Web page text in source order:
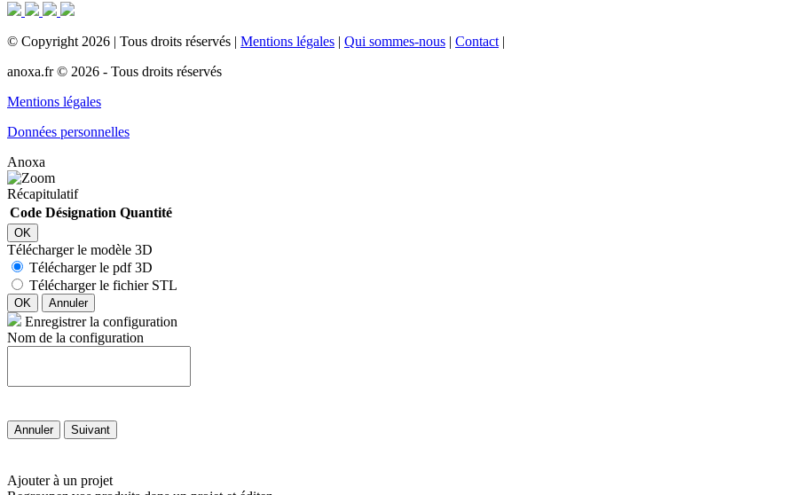
© Copyright 2026 | Tous droits réservés | Mentions légales | Qui sommes-nous | Contact |
anoxa.fr © 2026 - Tous droits réservés
Mentions légales
Données personnelles
Anoxa
Récapitulatif
Code Désignation Quantité
OK
Télécharger le modèle 3D
Télécharger le pdf 3D
Télécharger le fichier STL
OK Annuler
Enregistrer la configuration
Nom de la configuration
Annuler Suivant
Ajouter à un projet